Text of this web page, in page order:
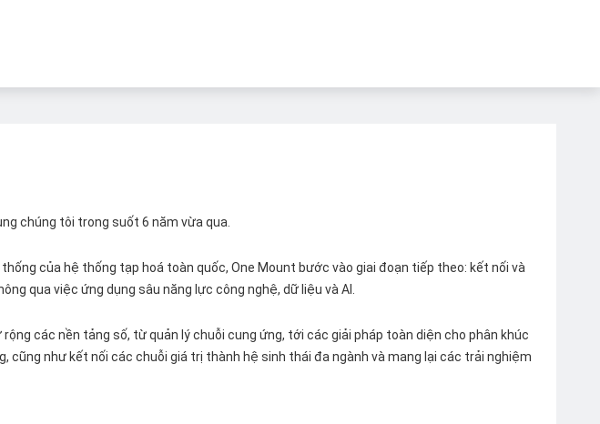
chúng tôi trong suốt 6 năm vừa qua.
của hệ thống tạp hoá toàn quốc, One Mount bước vào giai đoạn tiếp theo: kết nối và
qua việc ứng dụng sâu năng lực công nghệ, dữ liệu và AI.
các nền tảng số, từ quản lý chuỗi cung ứng, tới các giải pháp toàn diện cho phân khúc
như kết nối các chuỗi giá trị thành hệ sinh thái đa ngành và mang lại các trải nghiệm